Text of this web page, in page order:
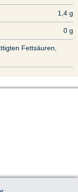
1,4 g
0 g
Fettsäuren,